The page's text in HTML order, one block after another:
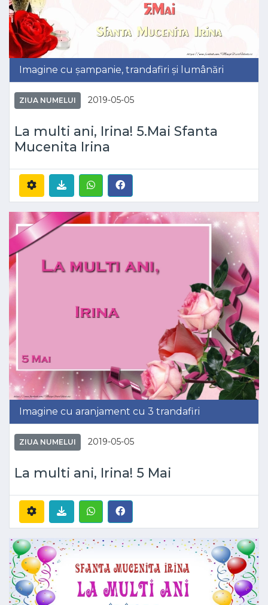
Imagine cu șampanie, trandafiri și lumânări
ZIUA NUMELUI 2019-05-05
La multi ani, Irina! 5.Mai Sfanta
Mucenita Irina
Imagine cu aranjament cu 3 trandafiri
ZIUA NUMELUI 2019-05-05
La multi ani, Irina! 5 Mai